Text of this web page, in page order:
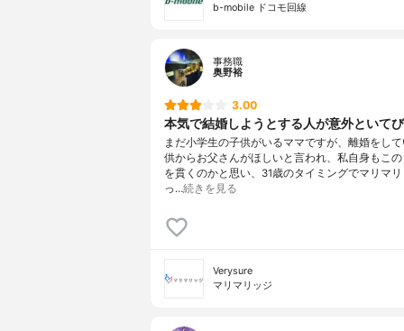
b-mobile ドコモ回線
事務職
奥野裕
3.00
本気で結婚しようとする人が意外といて
まだ小学生の子供がいるママですが、離婚をし
供からお父さんがほしいと言われ、私自身もこ
を貫くのかと思い、31歳のタイミングでマリマ
っ…続きを見る
Verysure
マリマリッジ